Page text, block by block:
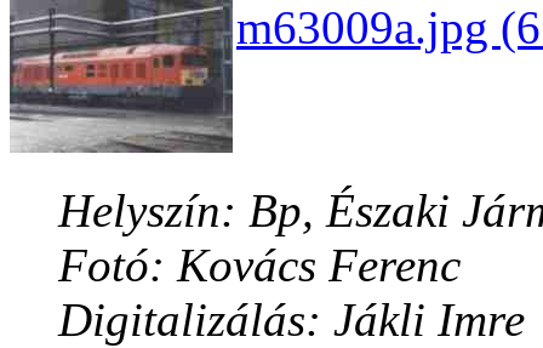
m63009a.jpg
Helyszín: Bp, Északi
Fotó: Kovács Ferenc
Digitalizálás: Jákli Imre